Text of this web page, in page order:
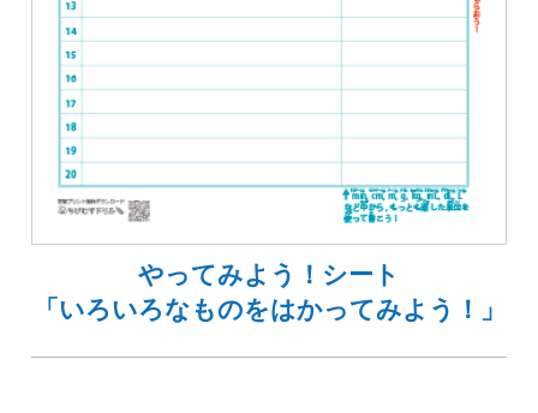
やってみよう！シート
「いろいろなものをはかってみよう！」